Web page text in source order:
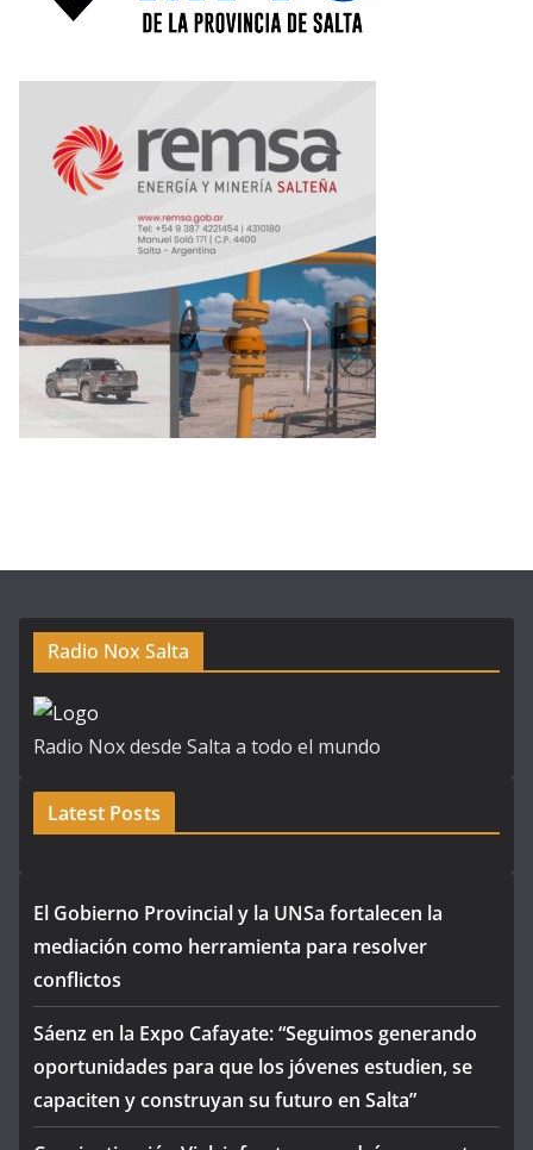
Radio Nox Salta
Radio Nox desde Salta a todo el mundo
Latest Posts
El Gobierno Provincial y la UNSa fortalecen la
mediación como herramienta para resolver
conflictos
Sáenz en la Expo Cafayate: “Seguimos generando
oportunidades para que los jóvenes estudien, se
capaciten y construyan su futuro en Salta”